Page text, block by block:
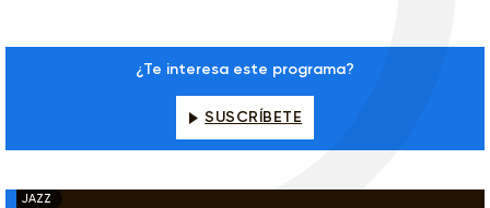
¿Te interesa este programa?
SUSCRÍBETE
JAZZ